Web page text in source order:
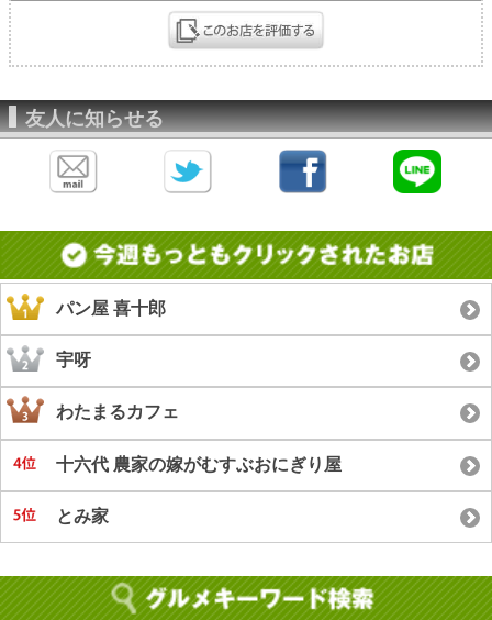
友人に知らせる
パン屋 喜十郎
宇呀
わたまるカフェ
十六代 農家の嫁がむすぶおにぎり屋
とみ家